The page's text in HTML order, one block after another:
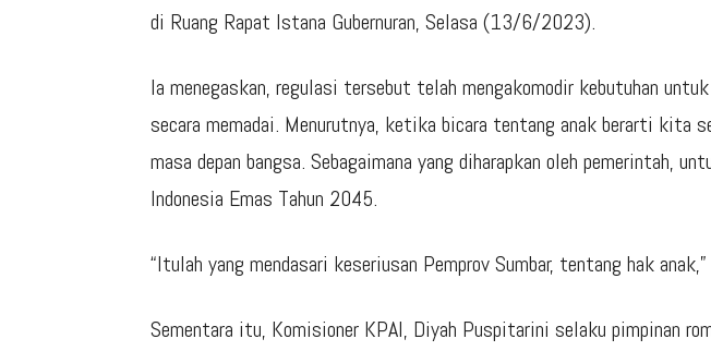
di Ruang Rapat Istana Gubernuran, Selasa (13/6/2023).
Ia menegaskan, regulasi tersebut telah mengakomodir kebutuhan
secara memadai. Menurutnya, ketika bicara tentang anak berarti kita
masa depan bangsa. Sebagaimana yang diharapkan oleh pemerintah,
Indonesia Emas Tahun 2045.
“Itulah yang mendasari keseriusan Pemprov Sumbar, tentang hak
Sementara itu, Komisioner KPAI, Diyah Puspitarini selaku pimpinan